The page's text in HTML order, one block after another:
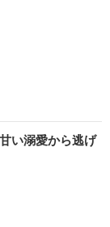
い溺愛から逃げ